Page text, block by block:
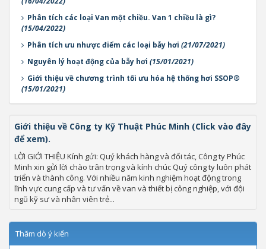
Phân tích các loại Van một chiều. Van 1 chiều là gì?
(15/04/2022)
Phân tích ưu nhược điểm các loại bẫy hơi (21/07/2021)
Nguyên lý hoạt động của bẫy hơi (15/01/2021)
Giới thiệu về chương trình tối ưu hóa hệ thống hơi SSOP®
(15/01/2021)
Giới thiệu về Công ty Kỹ Thuật Phúc Minh (Click vào đây
để xem).
LỜI GIỚI THIỆU Kính gửi: Quý khách hàng và đối tác, Công ty Phúc
Minh xin gửi lời chào trân trọng và kính chúc Quý công ty luôn phát
triển và thành công. Với nhiều năm kinh nghiệm hoạt động trong
lĩnh vực cung cấp và tư vấn về van và thiết bị công nghiệp, với đội
ngũ kỹ sư và nhân viên trẻ...
Thăm dò ý kiến